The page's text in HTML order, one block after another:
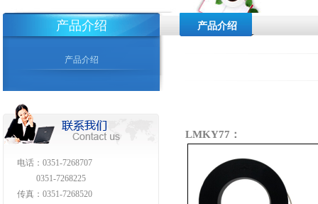
产品介绍
产品介绍
电话：0351-7268707
0351-7268225
传真：0351-7268520
产品介绍
LMKY77：